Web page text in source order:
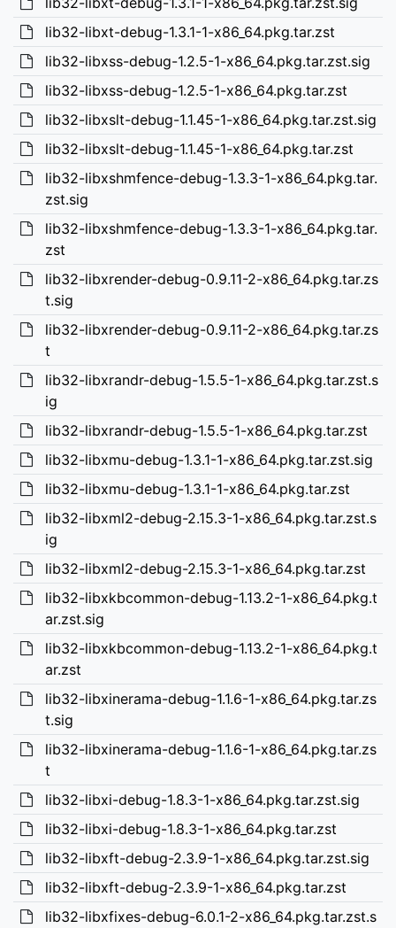
lib32-libxt-debug-1.3.1-1-x86_64.pkg.tar.zst
lib32-libxss-debug-1.2.5-1-x86_64.pkg.tar.zst.sig
lib32-libxss-debug-1.2.5-1-x86_64.pkg.tar.zst
lib32-libxslt-debug-1.1.45-1-x86_64.pkg.tar.zst.sig
lib32-libxslt-debug-1.1.45-1-x86_64.pkg.tar.zst
lib32-libxshmfence-debug-1.3.3-1-x86_64.pkg.tar.
zst.sig
lib32-libxshmfence-debug-1.3.3-1-x86_64.pkg.tar.
zst
lib32-libxrender-debug-0.9.11-2-x86_64.pkg.tar.zs
t.sig
lib32-libxrender-debug-0.9.11-2-x86_64.pkg.tar.zs
t
lib32-libxrandr-debug-1.5.5-1-x86_64.pkg.tar.zst.s
ig
lib32-libxrandr-debug-1.5.5-1-x86_64.pkg.tar.zst
lib32-libxmu-debug-1.3.1-1-x86_64.pkg.tar.zst.sig
lib32-libxmu-debug-1.3.1-1-x86_64.pkg.tar.zst
lib32-libxml2-debug-2.15.3-1-x86_64.pkg.tar.zst.s
ig
lib32-libxml2-debug-2.15.3-1-x86_64.pkg.tar.zst
lib32-libxkbcommon-debug-1.13.2-1-x86_64.pkg.t
ar.zst.sig
lib32-libxkbcommon-debug-1.13.2-1-x86_64.pkg.t
ar.zst
lib32-libxinerama-debug-1.1.6-1-x86_64.pkg.tar.zs
t.sig
lib32-libxinerama-debug-1.1.6-1-x86_64.pkg.tar.zs
t
lib32-libxi-debug-1.8.3-1-x86_64.pkg.tar.zst.sig
lib32-libxi-debug-1.8.3-1-x86_64.pkg.tar.zst
lib32-libxft-debug-2.3.9-1-x86_64.pkg.tar.zst.sig
lib32-libxft-debug-2.3.9-1-x86_64.pkg.tar.zst
lib32-libxfixes-debug-6.0.1-2-x86_64.pkg.tar.zst.s